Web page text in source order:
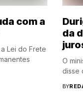
com a
Lei do Frete
da
O
disse
BY